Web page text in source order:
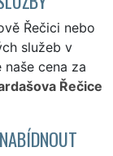
Řečici nebo
služeb v
cena za
Řečice